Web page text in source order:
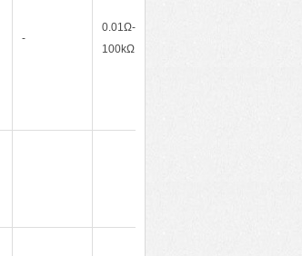
-
0.01Ω-
100kΩ